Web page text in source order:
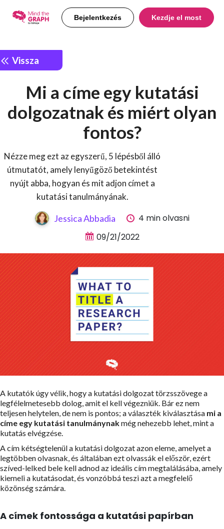
Bejelentkezés Kezdje el most
Vissza
Mi a címe egy kutatási
dolgozatnak és miért olyan
fontos?
Nézze meg ezt az egyszerű, 5 lépésből álló
útmutatót, amely lenyűgöző betekintést
nyújt abba, hogyan és mit adjon címet a
kutatási tanulmányának.
Jessica Abbadia
4 min olvasni
09/21/2022
A kutatók úgy vélik, hogy a kutatási dolgozat törzsszövege a
legfélelmetesebb dolog, amit el kell végezniük. Bár ez nem
teljesen helytelen, de nem is pontos; a választék kiválasztása mi a
címe egy kutatási tanulmánynakmég nehezebb lehet, mint a
kutatás elvégzése.
A cím kétségtelenül a kutatási dolgozat azon eleme, amelyet a
legtöbben olvasnak, és általában ezt olvassák el először, ezért
szíved-lelked bele kell adnod az ideális cím megtalálásába, amely
kiemeli a kutatásodat, és vonzóbbá teszi azt a megfelelő
közönség számára.
A címek fontossága a kutatási papírban